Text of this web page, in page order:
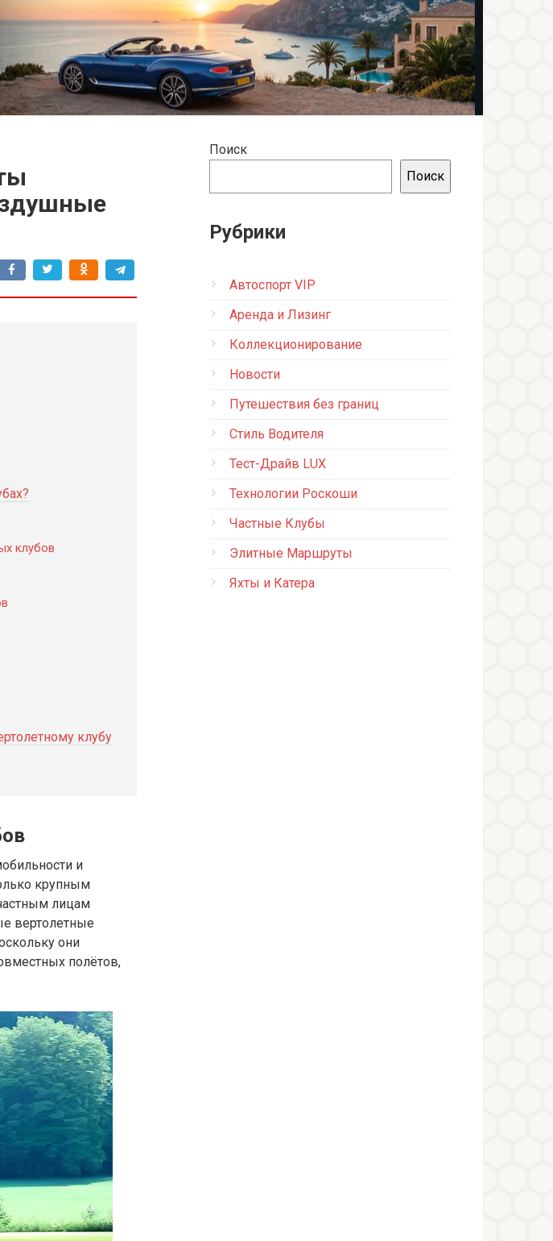
клубов
клубу
и
крупным
лицам
вертолетные
они
полётов,
Поиск
Поиск
Рубрики
Автоспорт VIP
Аренда и Лизинг
Коллекционирование
Новости
Путешествия без границ
Стиль Водителя
Тест-Драйв LUX
Технологии Роскоши
Частные Клубы
Элитные Маршруты
Яхты и Катера